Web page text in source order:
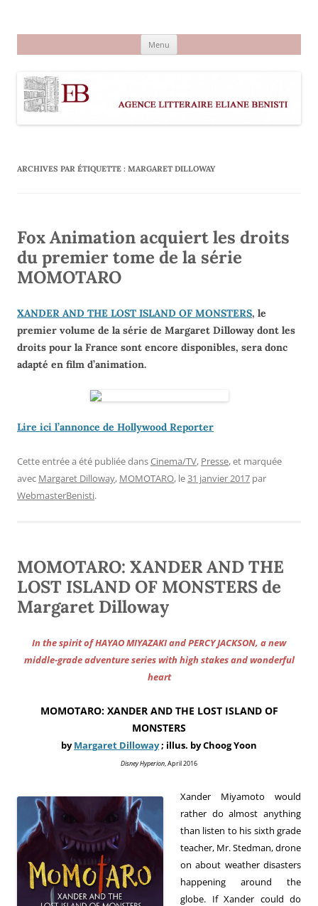
Menu
ARCHIVES PAR ÉTIQUETTE : MARGARET DILLOWAY
Fox Animation acquiert les droits
du premier tome de la série
MOMOTARO
XANDER AND THE LOST ISLAND OF MONSTERS, le
premier volume de la série de Margaret Dilloway dont les
droits pour la France sont encore disponibles, sera donc
adapté en film d’animation.
Lire ici l’annonce de Hollywood Reporter
Cette entrée a été publiée dansCinema/TV, Presse, et marquée
avec Margaret Dilloway, MOMOTARO, le31 janvier 2017 par
WebmasterBenisti.
MOMOTARO: XANDER AND THE
LOST ISLAND OF MONSTERS de
Margaret Dilloway
In the spirit of HAYAO MIYAZAKI and PERCY JACKSON, a new
middle-grade adventure series with high stakes and wonderful
heart
MOMOTARO: XANDER AND THE LOST ISLAND OF
MONSTERS
byMargaret Dilloway; illus. by Choog Yoon
Disney Hyperion, April 2016
Xander Miyamoto would
rather do almost anything
than listen to his sixth grade
teacher, Mr. Stedman, drone
on about weather disasters
happening around the
globe. If Xander could do